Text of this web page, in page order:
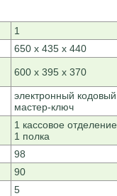
1
650 х 435 х 440
600 х 395 х 370
электронный кодовый
мастер-ключ
1 кассовое отделение
1 полка
98
90
5